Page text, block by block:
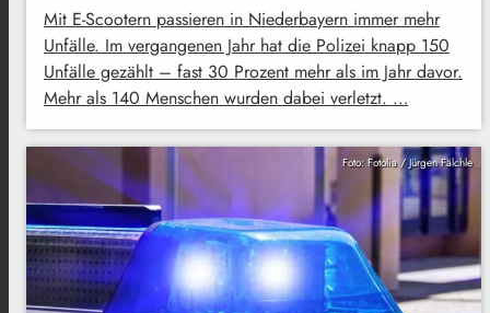
Mit E-Scootern passieren in Niederbayern immer mehr
Unfälle. Im vergangenen Jahr hat die Polizei knapp 150
Unfälle gezählt – fast 30 Prozent mehr als im Jahr davor.
Mehr als 140 Menschen wurden dabei verletzt. …
Foto: Fotolia / Jürgen Fälchle